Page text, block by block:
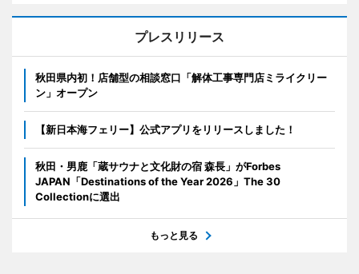
プレスリリース
秋田県内初！店舗型の相談窓口「解体工事専門店ミライクリー
ン」オープン
【新日本海フェリー】公式アプリをリリースしました！
秋田・男鹿「蔵サウナと文化財の宿 森長」がForbes
JAPAN「Destinations of the Year 2026」The 30
Collectionに選出
もっと見る